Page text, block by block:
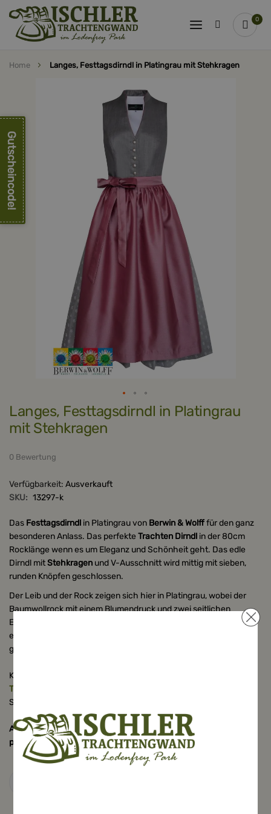
0
Home Langes, Festtagsdirndl in Platingrau mit Stehkragen
springen
Zum
Anfang
der
Bildergalerie
Langes, Festtagsdirndl in Platingrau
mit Stehkragen
0 Bewertung
Verfügbarkeit: Ausverkauft
SKU: 13297-k
Das Festtagsdirndl in Platingrau von Berwin & Wolfffür den ganz
besonderen Anlass. Das perfekte Trachten Dirndl in der 80cm
Rocklänge wenn es um Eleganz und Schönheit geht. Das edle
Dirndl mitStehkragen und V-Ausschnittwird mittig mit sieben,
runden Knöpfen geschlossen.
Der Leib und der Rock zeigen sich hier in Platingrau, wobei der
Baumwollrock mit einem Blumendruck und zwei seitlichen
Eingrifftaschen versehen wurde. Der Rock sowie die passende,
elegante
gelegt.
Kombinieren Sie gleich die passende
Trachtenschuhe
Sie nicht auf die passende
Alle unsere hochwertigen Dirndl werden ausschließlich in der EU
produziert.
Gutscheincode!